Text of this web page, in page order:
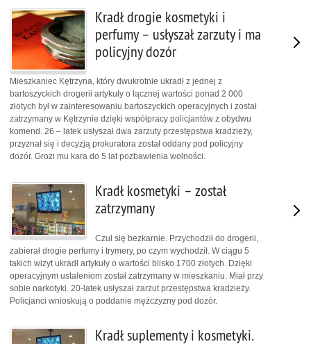
Kradł drogie kosmetyki i
perfumy – usłyszał zarzuty i ma
policyjny dozór
Mieszkaniec Kętrzyna, który dwukrotnie ukradł z jednej z
bartoszyckich drogerii artykuły o łącznej wartości ponad 2 000
złotych był w zainteresowaniu bartoszyckich operacyjnych i został
zatrzymany w Kętrzynie dzięki współpracy policjantów z obydwu
komend. 26 – latek usłyszał dwa zarzuty przestępstwa kradzieży,
przyznał się i decyzją prokuratora został oddany pod policyjny
dozór. Grozi mu kara do 5 lat pozbawienia wolności.
Kradł kosmetyki – został
zatrzymany
Czuł się bezkarnie. Przychodził do drogerii,
zabierał drogie perfumy i trymery, po czym wychodził. W ciągu 5
takich wizyt ukradł artykuły o wartości blisko 1700 złotych. Dzięki
operacyjnym ustaleniom został zatrzymany w mieszkaniu. Miał przy
sobie narkotyki. 20-latek usłyszał zarzut przestępstwa kradzieży.
Policjanci wnioskują o poddanie mężczyzny pod dozór.
Kradł suplementy i kosmetyki.